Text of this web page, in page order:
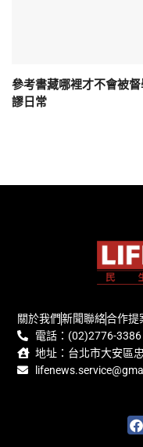
參考書藏哪裡才不會被
謬日常
關於我們新聞聯絡合作提
電話：(02)2776-3386
地址：台北市大安區